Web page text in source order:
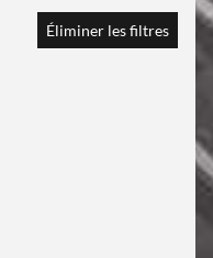
Éliminer les filtres